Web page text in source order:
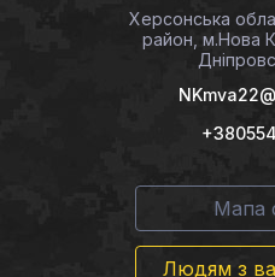
Херсонська
район, м.Нова
Мапа
Людям з